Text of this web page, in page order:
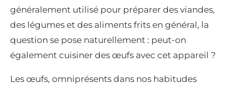
généralement utilisé pour préparer des viandes,
des légumes et des aliments frits en général, la
question se pose naturellement : peut-on
également cuisiner des œufs avec cet appareil ?
Les œufs, omniprésents dans nos habitudes